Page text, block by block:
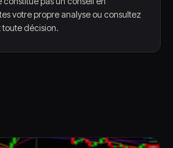
votre propre analyse ou consultez
toute décision.